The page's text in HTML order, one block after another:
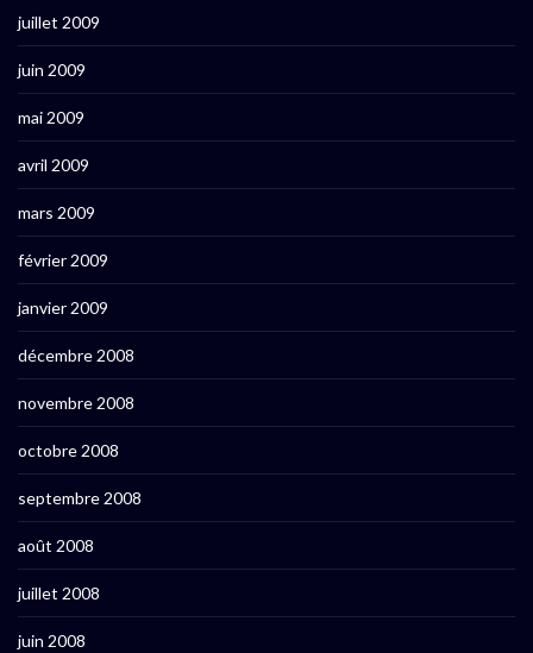
juillet 2009
juin 2009
mai 2009
avril 2009
mars 2009
février 2009
janvier 2009
décembre 2008
novembre 2008
octobre 2008
septembre 2008
août 2008
juillet 2008
juin 2008